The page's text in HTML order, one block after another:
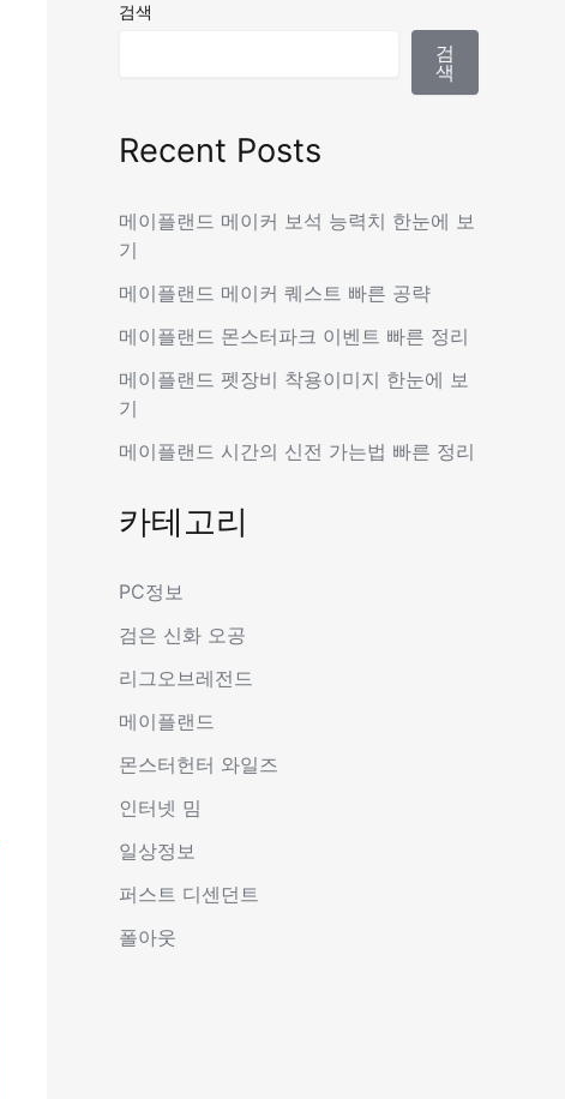
검색
검
색
Recent Posts
메이플랜드 메이커 보석 능력치 한눈에 보
기
메이플랜드 메이커 퀘스트 빠른 공략
메이플랜드 몬스터파크 이벤트 빠른 정리
메이플랜드 펫장비 착용이미지 한눈에 보
기
메이플랜드 시간의 신전 가는법 빠른 정리
카테고리
PC정보
검은 신화 오공
리그오브레전드
메이플랜드
몬스터헌터 와일즈
인터넷 밈
일상정보
퍼스트 디센던트
폴아웃